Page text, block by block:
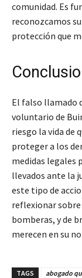
comunidad. Es
reconozcamos
protección que
El falso llamado
voluntario de
riesgo la vida de
proteger a los
medidas legales
llevados ante la
este tipo de
reflexionar
bomberas, y de
merecen en su
TAGS abogado